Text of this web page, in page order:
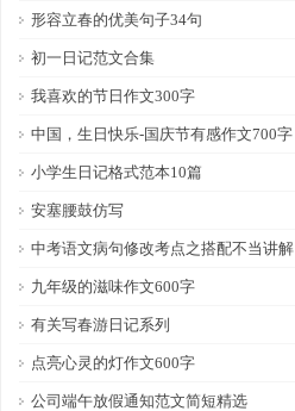
形容立春的优美句子34句
初一日记范文合集
我喜欢的节日作文300字
中国，生日快乐-国庆节有感作文700字
小学生日记格式范本10篇
安塞腰鼓仿写
中考语文病句修改考点之搭配不当讲解
九年级的滋味作文600字
有关写春游日记系列
点亮心灵的灯作文600字
公司端午放假通知范文简短精选